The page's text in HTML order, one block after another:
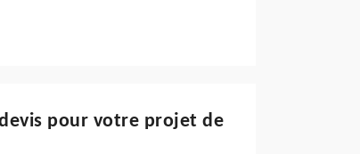
pour votre projet de